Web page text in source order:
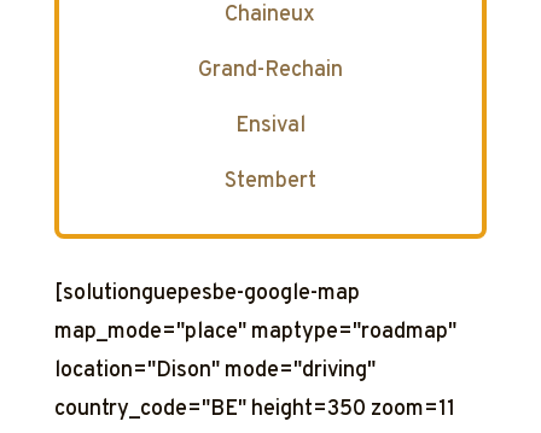
Chaineux
Grand-Rechain
Ensival
Stembert
[solutionguepesbe-google-map
map_mode="place" maptype="roadmap"
location="Dison" mode="driving"
country_code="BE" height=350 zoom=11